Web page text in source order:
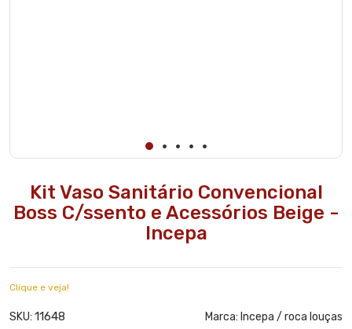
Kit Vaso Sanitário Convencional
Boss C/ssento e Acessórios Beige -
Incepa
Clique e veja!
SKU: 11648 Marca: Incepa / roca louças